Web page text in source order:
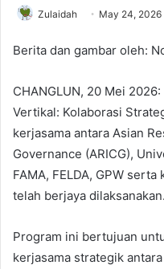
Zulaidah May 24, 2026
Berita dan gambar oleh:
CHANGLUN, 20 Mei
Vertikal: Kolaborasi
kerjasama antara Asian
Governance (ARICG),
FAMA, FELDA, GPW
telah berjaya dilaksanakan.
Program ini bertujuan
kerjasama strategik